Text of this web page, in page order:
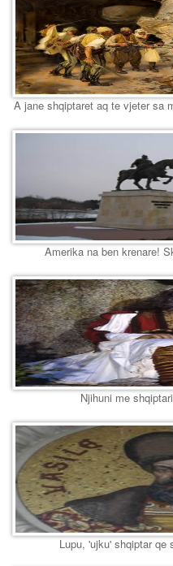
A jane shqiptaret aq te vjeter sa
Amerika na ben krenare!
Njihuni me
Lupu, 'ujku' shqiptar qe